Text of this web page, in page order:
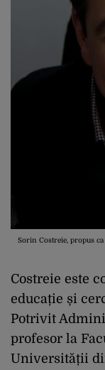
Sorin Costreie, propus
Costreie este
educație și
Potrivit
profesor la
Universității